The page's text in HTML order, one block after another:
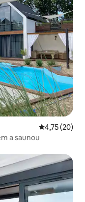
Průměrné
4,75 (20)
a saunou